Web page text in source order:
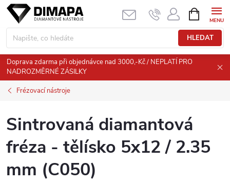
Přejít
obsah
HLEDAT
NÁKUPNÍ
KOŠÍK
Doprava zdarma při objednávce nad 3000,-Kč / NEPLATÍ PRO
NADROZMĚRNÉ ZÁSILKY
Frézovací nástroje
Sintrovaná diamantová
fréza - tělísko 5x12 / 2.35
mm (C050)